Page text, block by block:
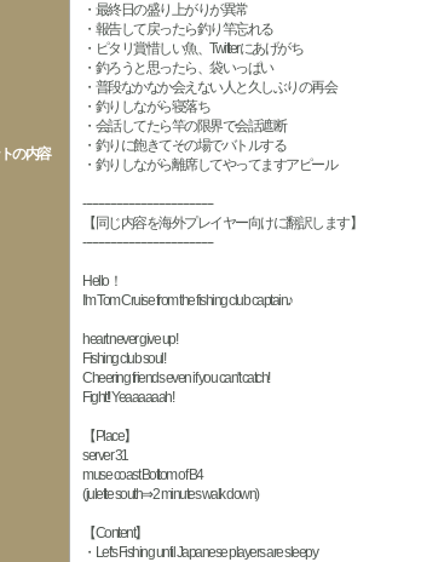
の内容
・最終日の盛り上がりが異常
・報告して戻ったら釣り竿忘れる
・ピタリ賞惜しい魚、Twitterにあげがち
・釣ろうと思ったら、袋いっぱい
・普段なかなか会えない人と久しぶりの再会
・釣りしながら寝落ち
・会話してたら竿の限界で会話遮断
・釣りに飽きてその場でバトルする
・釣りしながら離席してやってますアピール
-------------------------------------------
【同じ内容を海外プレイヤー向けに翻訳します】
-------------------------------------------
Hello！
I'm Tom Cruise from the fishing club captain♪
heart never give up!
Fishing club soul!
Cheering friends even if you can't catch!
Fight!! Yeaaaaaah!
【Place】
server 31
muse coast Bottom of B4
(julette south⇒2 minutes walk down)
【Content】
・Let's Fishing until Japanese players are sleepy